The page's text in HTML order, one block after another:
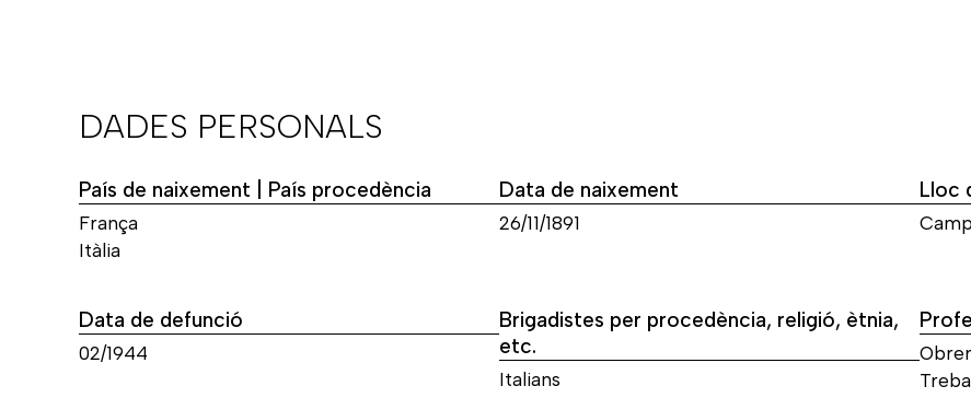
DADES PERSONALS
País de naixement | País procedència
França
Itàlia
Data de naixement
26/11/1891
Lloc
Data de defunció
02/1944
Brigadistes per procedència, religió, ètnia,
etc.
Italians